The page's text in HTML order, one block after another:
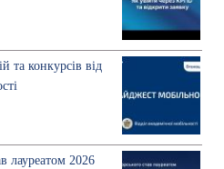
та конкурсів від
лауреатом 2026